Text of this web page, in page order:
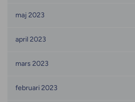
maj 2023
april 2023
mars 2023
februari 2023